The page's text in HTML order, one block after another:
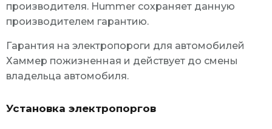
производителя. Hummer сохраняет данную
производителем гарантию.
Гарантия на электропороги для автомобилей
Хаммер пожизненная и действует до смены
владельца автомобиля.
Установка электропоргов